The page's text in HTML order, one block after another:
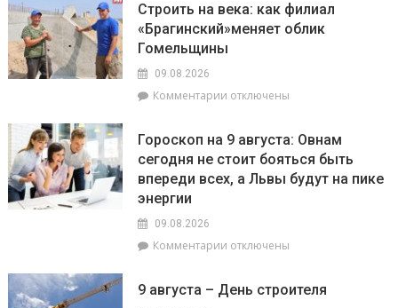
Строить на века: как филиал
«Брагинский»меняет облик
Гомельщины
09.08.2026
Комментарии к
на
века:
как
Гомельщины
отключены
Гороскоп на 9 августа: Овнам
сегодня не стоит бояться быть
впереди всех, а Львы будут на пике
энергии
09.08.2026
Комментарии к
на
отключены
9 августа – День строителя